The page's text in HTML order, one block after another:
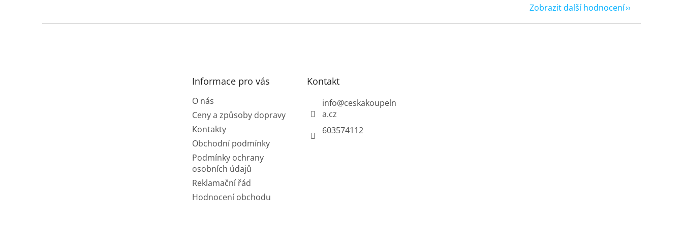
Zobrazit další hodnocení
Informace pro vás
O nás
Ceny a způsoby dopravy
Kontakty
Obchodní podmínky
Podmínky ochrany
osobních údajů
Reklamační řád
Hodnocení obchodu
Kontakt
info@ceskakoupeln
a.cz
603574112